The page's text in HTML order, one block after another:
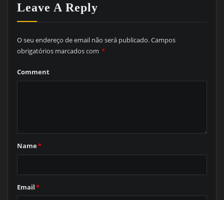
Leave A Reply
O seu endereço de email não será publicado.Campos
obrigatórios marcados com *
Comment
Name*
Email*